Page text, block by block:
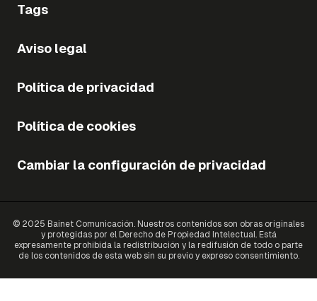
Tags
Aviso legal
Política de privacidad
Política de cookies
Cambiar la configuración de privacidad
© 2025 Bainet Comunicación. Nuestros contenidos son obras originales
y protegidas por el Derecho de Propiedad Intelectual. Está
expresamente prohibida la redistribución y la redifusión de todo o parte
de los contenidos de esta web sin su previo y expreso consentimiento.